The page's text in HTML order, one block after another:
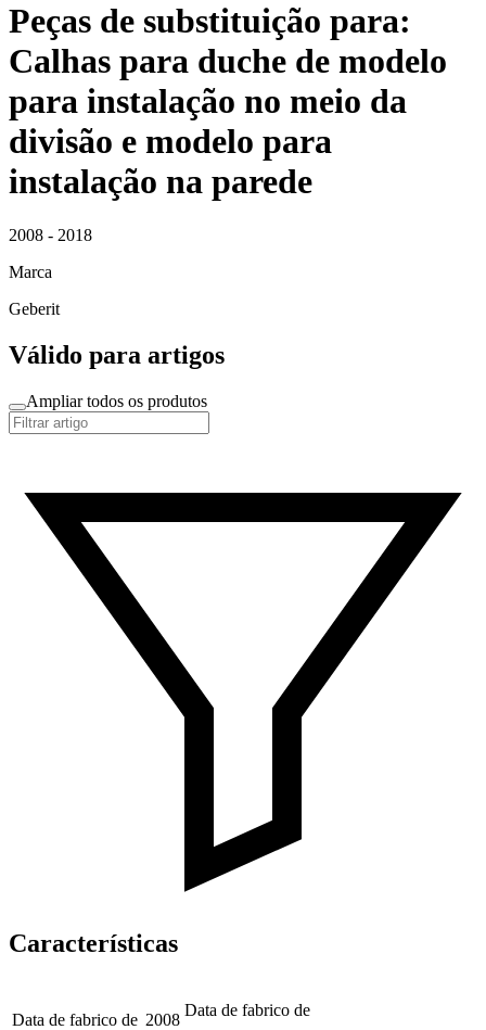
Peças de substituição para:
Calhas para duche de modelo
para instalação no meio da
divisão e modelo para
instalação na parede
2008 - 2018
Marca
Geberit
Válido para artigos
Ampliar todos os produtos
Características
Data de fabrico de 2008
Data de fabrico de